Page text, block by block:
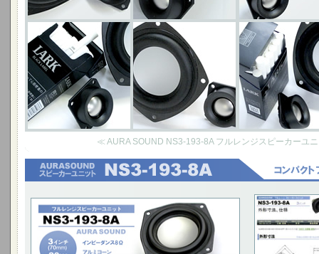
≪ AURA SOUND NS3-193-8A フルレンジスピーカーユ
小型ながら中低域にレンジを拡大、クラスを超え
た広帯域。
コンパクトなフルレンジとして小型マルチウェイ